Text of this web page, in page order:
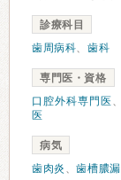
診療科目
歯周病科、歯科
専門医・資格
口腔外科専門医 、
医
病気
歯肉炎 、歯槽膿漏